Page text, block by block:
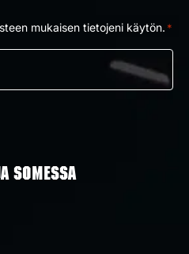
mukaisen tietojeni käytön. *
SOMESSA